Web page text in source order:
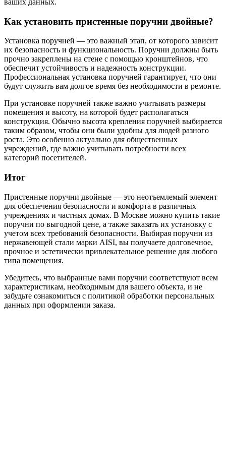
ваших данных.
Как установить пристенные поручни двойные?
Установка поручней — это важный этап, от которого зависит
их безопасность и функциональность. Поручни должны быть
прочно закреплены на стене с помощью кронштейнов, что
обеспечит устойчивость и надежность конструкции.
Профессиональная установка поручней гарантирует, что они
будут служить вам долгое время без необходимости в ремонте.
При установке поручней также важно учитывать размеры
помещения и высоту, на которой будет располагаться
конструкция. Обычно высота крепления поручней выбирается
таким образом, чтобы они были удобны для людей разного
роста. Это особенно актуально для общественных
учреждений, где важно учитывать потребности всех
категорий посетителей.
Итог
Пристенные поручни двойные — это неотъемлемый элемент
для обеспечения безопасности и комфорта в различных
учреждениях и частных домах. В Москве можно купить такие
поручни по выгодной цене, а также заказать их установку с
учетом всех требований безопасности. Выбирая поручни из
нержавеющей стали марки AISI, вы получаете долговечное,
прочное и эстетически привлекательное решение для любого
типа помещения.
Убедитесь, что выбранные вами поручни соответствуют всем
характеристикам, необходимым для вашего объекта, и не
забудьте ознакомиться с политикой обработки персональных
данных при оформлении заказа.